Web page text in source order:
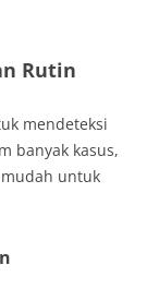
Rutin
mendeteksi
banyak kasus,
untuk